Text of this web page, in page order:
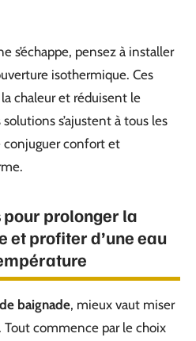
s’échappe, pensez à installer
isothermique. Ces
chaleur et réduisent le
s’ajustent à tous les
confort et
prolonger la
et profiter d’une eau
baignade, mieux vaut miser
Tout commence par le choix